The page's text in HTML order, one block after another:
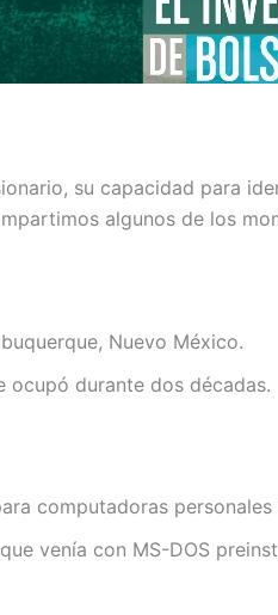
su capacidad para
algunos de los
Nuevo México.
ocupó durante dos décadas.
computadoras
venía con MS-DOS